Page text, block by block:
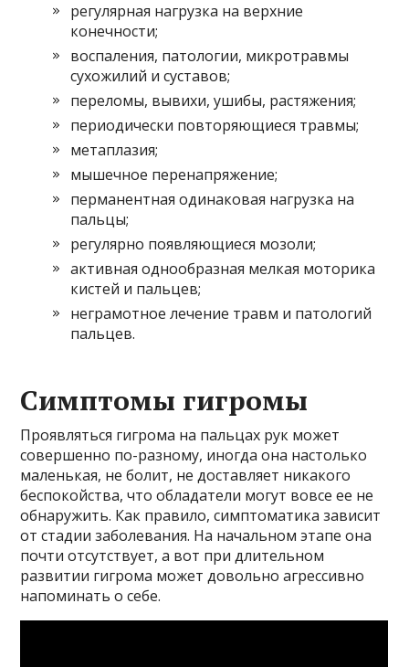
регулярная нагрузка на верхние
конечности;
воспаления, патологии, микротравмы
сухожилий и суставов;
переломы, вывихи, ушибы, растяжения;
периодически повторяющиеся травмы;
метаплазия;
мышечное перенапряжение;
перманентная одинаковая нагрузка на
пальцы;
регулярно появляющиеся мозоли;
активная однообразная мелкая моторика
кистей и пальцев;
неграмотное лечение травм и патологий
пальцев.
Симптомы гигромы
Проявляться гигрома на пальцах рук может
совершенно по-разному, иногда она настолько
маленькая, не болит, не доставляет никакого
беспокойства, что обладатели могут вовсе ее не
обнаружить. Как правило, симптоматика зависит
от стадии заболевания. На начальном этапе она
почти отсутствует, а вот при длительном
развитии гигрома может довольно агрессивно
напоминать о себе.